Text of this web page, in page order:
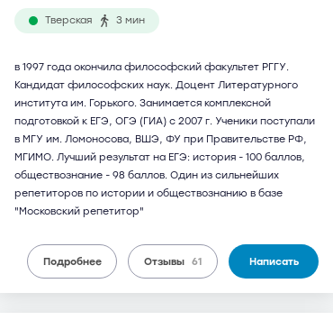
Тверская 3 мин
в 1997 года окончила философский факультет РГГУ.
Кандидат философских наук. Доцент Литературного
института им. Горького. Занимается комплексной
подготовкой к ЕГЭ, ОГЭ (ГИА) с 2007 г. Ученики поступали
в МГУ им. Ломоносова, ВШЭ, ФУ при Правительстве РФ,
МГИМО. Лучший результат на ЕГЭ: история - 100 баллов,
обществознание - 98 баллов. Один из сильнейших
репетиторов по истории и обществознанию в базе
"Московский репетитор"
Подробнее Отзывы 61 Написать